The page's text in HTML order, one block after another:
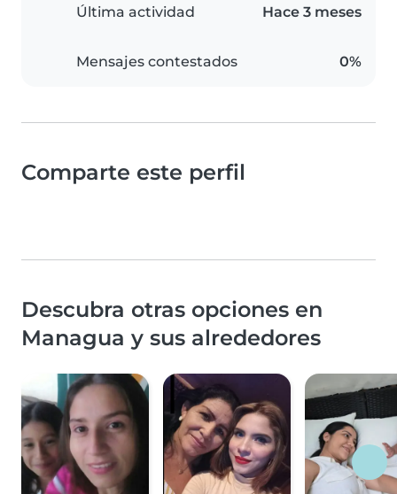
Última actividad Hace 3 meses
Mensajes contestados 0%
Comparte este perfil
Descubra otras opciones en
Managua y sus alrededores